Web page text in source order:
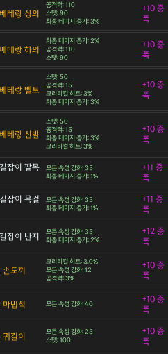
테랑 상의
공격력: 110
스탯: 90
최종 데미지 증가: 3%
+10 증
폭
테랑 하의
최종 데미지 증가: 2%
공격력: 110
스탯: 90
+10 증
폭
테랑 벨트
스탯: 50
공격력: 15
크리티컬 히트: 3%
최종 데미지 증가: 3%
+10 증
폭
테랑 신발
스탯: 50
공격력: 15
최종 데미지 증가: 3%
크리티컬 히트: 3%
+10 증
폭
잡이 팔목
모든 속성 강화: 35
최종 데미지 증가: 1%
+11 증
폭
잡이 목걸
모든 속성 강화: 35
최종 데미지 증가: 1%
+11 증
폭
잡이 반지
모든 속성 강화: 35
최종 데미지 증가: 2%
+12 증
폭
손도끼
크리티컬 히트: 3.0%
모든 속성 강화: 12
공격력: 3%
+10 증
폭
마법석 모든 속성 강화: 40
+10 증
폭
귀걸이
모든 속성 강화: 25
스탯: 100
+10 증
폭